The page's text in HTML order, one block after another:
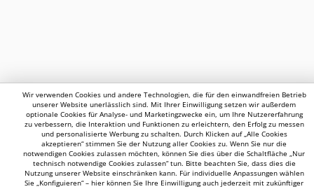
Wir verwenden Cookies und andere Technologien, die für den einwandfreien Betrieb
unserer Website unerlässlich sind. Mit Ihrer Einwilligung setzen wir außerdem
optionale Cookies für Analyse- und Marketingzwecke ein, um Ihre Nutzererfahrung
zu verbessern, die Interaktion und Funktionen zu erleichtern, den Erfolg zu messen
und personalisierte Werbung zu schalten. Durch Klicken auf „Alle Cookies
akzeptieren“ stimmen Sie der Nutzung aller Cookies zu. Wenn Sie nur die
notwendigen Cookies zulassen möchten, können Sie dies über die Schaltfläche „Nur
technisch notwendige Cookies zulassen“ tun. Bitte beachten Sie, dass dies die
Nutzung unserer Website einschränken kann. Für individuelle Anpassungen wählen
Sie „Konfiguieren“ – hier können Sie Ihre Einwilligung auch jederzeit mit zukünftiger